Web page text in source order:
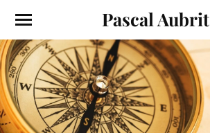
Pascal Aubrit